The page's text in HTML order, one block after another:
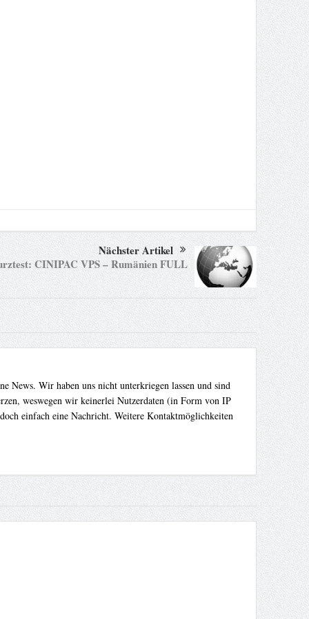
Nächster Artikel
CINIPAC VPS – Rumänien FULL
News. Wir haben uns nicht unterkriegen lassen und sind
weswegen wir keinerlei Nutzerdaten (in Form von IP
einfach eine Nachricht. Weitere Kontaktmöglichkeiten